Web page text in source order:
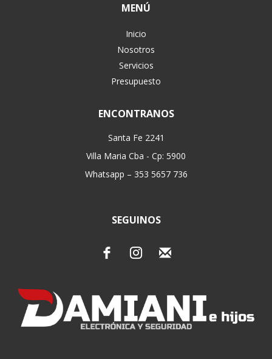
MENÚ
Inicio
Nosotros
Servicios
Presupuesto
ENCONTRANOS
Santa Fe 2241
Villa Maria Cba - Cp: 5900
Whatsapp – 353 5657 736
SEGUINOS